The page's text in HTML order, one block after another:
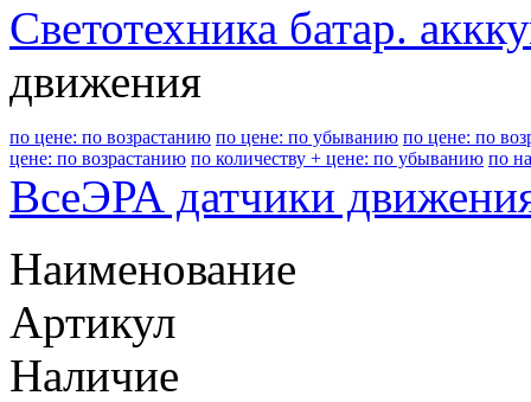
Светотехника батар.
движения
по цене: по возрастанию по цене: по убыванию по цене: по
цене: по возрастанию по количеству + цене: по убыванию по
ВсеЭРА датчики
Наименование
Артикул
Наличие